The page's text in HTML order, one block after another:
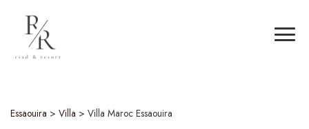
Essaouira > Villa > Villa Maroc Essaouira